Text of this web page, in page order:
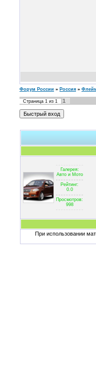
Форум России » Россия »
Страница 1 из 1 1
Галерея:
Авто и Мото
Рейтинг:
0.0
Просмотров:
998
При использовании